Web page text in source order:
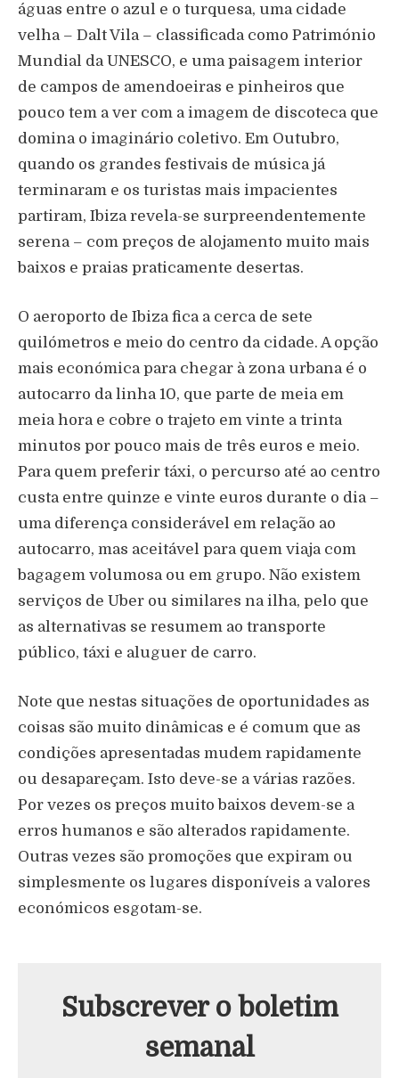
águas entre o azul e o turquesa, uma cidade
velha – Dalt Vila – classificada como Património
Mundial da UNESCO, e uma paisagem interior
de campos de amendoeiras e pinheiros que
pouco tem a ver com a imagem de discoteca que
domina o imaginário coletivo. Em Outubro,
quando os grandes festivais de música já
terminaram e os turistas mais impacientes
partiram, Ibiza revela-se surpreendentemente
serena – com preços de alojamento muito mais
baixos e praias praticamente desertas.
O aeroporto de Ibiza fica a cerca de sete
quilómetros e meio do centro da cidade. A opção
mais económica para chegar à zona urbana é o
autocarro da linha 10, que parte de meia em
meia hora e cobre o trajeto em vinte a trinta
minutos por pouco mais de três euros e meio.
Para quem preferir táxi, o percurso até ao centro
custa entre quinze e vinte euros durante o dia –
uma diferença considerável em relação ao
autocarro, mas aceitável para quem viaja com
bagagem volumosa ou em grupo. Não existem
serviços de Uber ou similares na ilha, pelo que
as alternativas se resumem ao transporte
público, táxi e aluguer de carro.
Note que nestas situações de oportunidades as
coisas são muito dinâmicas e é comum que as
condições apresentadas mudem rapidamente
ou desapareçam. Isto deve-se a várias razões.
Por vezes os preços muito baixos devem-se a
erros humanos e são alterados rapidamente.
Outras vezes são promoções que expiram ou
simplesmente os lugares disponíveis a valores
económicos esgotam-se.
Subscrever o boletim
semanal